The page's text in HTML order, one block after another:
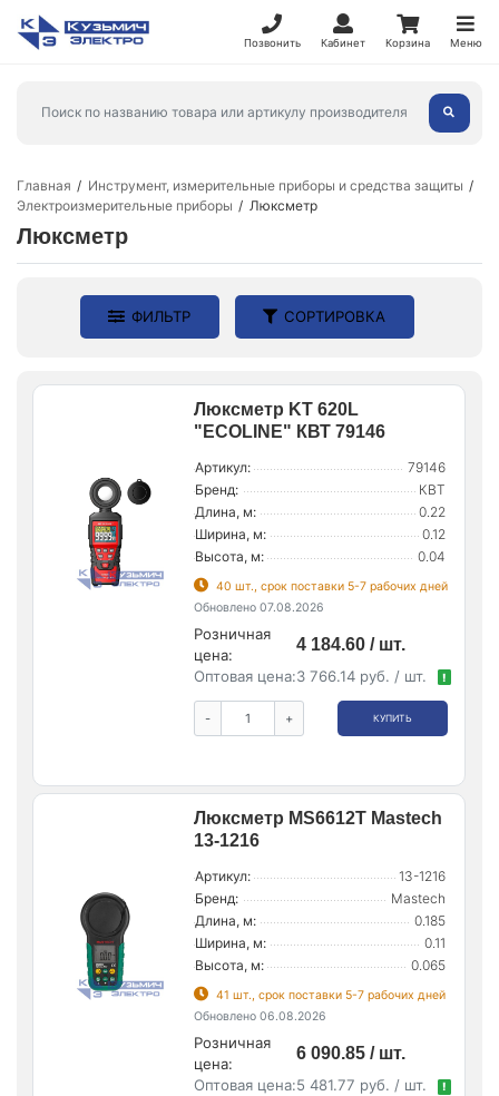
Позвонить Кабинет Корзина Меню
Главная
Инструмент, измерительные приборы и средства защиты
Электроизмерительные приборы
Люксметр
Люксметр
ФИЛЬТР СОРТИРОВКА
Люксметр KT 620L
"ECOLINE" КВТ 79146
Артикул:
79146
Бренд:
КВТ
Длина, м:
0.22
Ширина, м:
0.12
Высота, м:
0.04
40 шт., срок поставки 5-7 рабочих дней
Обновлено 07.08.2026
Розничная
цена:
4 184.60 / шт.
Оптовая цена:3 766.14 руб. / шт. !
- + КУПИТЬ
Люксметр MS6612T Mastech
13-1216
Артикул:
13-1216
Бренд:
Mastech
Длина, м:
0.185
Ширина, м:
0.11
Высота, м:
0.065
41 шт., срок поставки 5-7 рабочих дней
Обновлено 06.08.2026
Розничная
цена:
6 090.85 / шт.
Оптовая цена:5 481.77 руб. / шт. !